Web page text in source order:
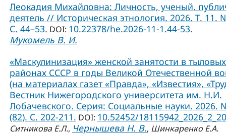
Леокадия Михайловна: Личность, ученый,
деятель // Историческая этнология. 2026. Т. 11.
С. 44–53. DOI: 10.22378/he.2026-11-1.44-53.
Мукомель В. И.
«Маскулинизация» женской занятости в тыловых
районах СССР в годы Великой Отечественной
(на материалах газет «Правда», «Известия»,
Вестник Нижегородского университета им. Н.И.
Лобачевского. Серия: Социальные науки. 2026.
(82). С. 202-211. DOI: 10.52452/
Ситникова Е.Л., Чернышева Н. В., Шинкаренко Е.А.